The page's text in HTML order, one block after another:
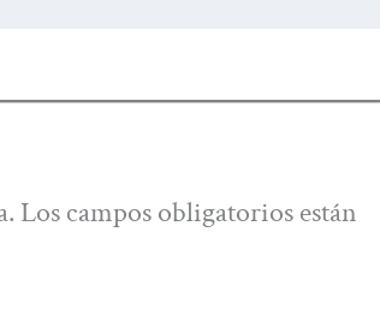
Los campos obligatorios están